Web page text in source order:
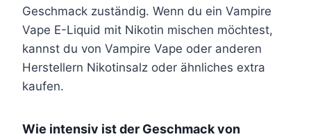
Geschmack zuständig. Wenn du ein Vampire
Vape E-Liquid mit Nikotin mischen möchtest,
kannst du von Vampire Vape oder anderen
Herstellern Nikotinsalz oder ähnliches extra
kaufen.
Wie intensiv ist der Geschmack von